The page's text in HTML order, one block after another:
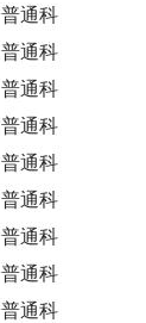
普通科
普通科
普通科
普通科
普通科
普通科
普通科
普通科
普通科